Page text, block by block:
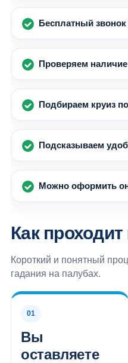
Бесплатный
Проверяем
Подбираем круиз
Подсказываем
Можно оформить
Как
Короткий и понятный
гадания на палубах.
01
Вы
оставляете